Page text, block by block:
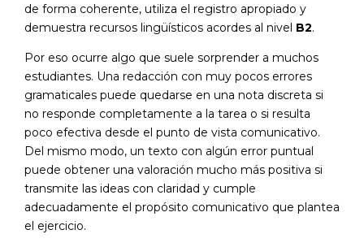
de forma coherente, utiliza el registro apropiado y
demuestra recursos lingüísticos acordes al nivel B2.
Por eso ocurre algo que suele sorprender a muchos
estudiantes. Una redacción con muy pocos errores
gramaticales puede quedarse en una nota discreta si
no responde completamente a la tarea o si resulta
poco efectiva desde el punto de vista comunicativo.
Del mismo modo, un texto con algún error puntual
puede obtener una valoración mucho más positiva si
transmite las ideas con claridad y cumple
adecuadamente el propósito comunicativo que plantea
el ejercicio.